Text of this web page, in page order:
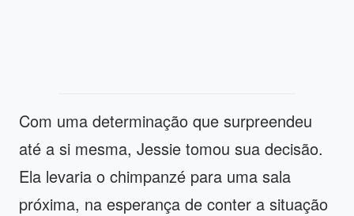
Com uma determinação que surpreendeu
até a si mesma, Jessie tomou sua decisão.
Ela levaria o chimpanzé para uma sala
próxima, na esperança de conter a situação